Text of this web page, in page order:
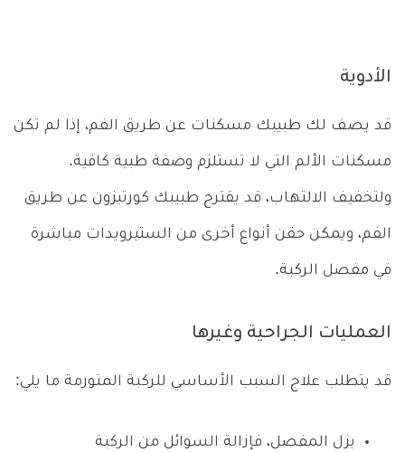
الأدوية
قد يصف لك طبيبك مسكنات عن طريق الفم، إذا لم تكن
مسكنات الألم التي لا تستلزم وصفة طبية كافية.
ولتخفيف الالتهاب، قد يقترح طبيبك كورتيزون عن طريق
الفم، ويمكن حقن أنواع أخرى من الستيرويدات مباشرة
في مفصل الركبة.
العمليات الجراحية وغيرها
قد يتطلب علاج السبب الأساسي للركبة المتورمة ما يلي:
بزل المفصل، فإزالة السوائل من الركبة